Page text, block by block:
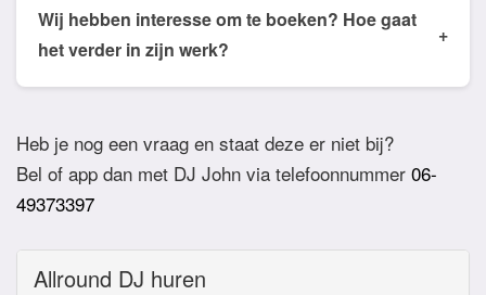
de email of app welke nummers of stijlen jullie niet
willen horen. De DJ houdt daar dan rekening mee.
Wij hebben interesse om te boeken? Hoe gaat
het verder in zijn werk?
+
zodat het feest definitief geboekt is. Wij vragen
overigens geen aanbetaling. Tegen die dat het
feest eraan komt zullen we nog even contact
hebben betreft de muziekwensen en de planning
van de avond. Daarnaast zijn wij altijd bereikbaar
zowel telefonisch, via e-mail of de app.
Heb je nog een vraag en staat deze er niet bij?
Bel of app dan met DJ John via telefoonnummer 06-
49373397
Allround DJ huren